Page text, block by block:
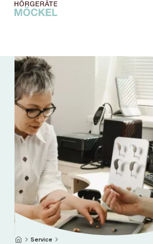
Hörgeräte
Hörtest
Brillen
Service
Filialen
Über uns
Online Hörtest
Termin vereinbaren
Startseite
Service